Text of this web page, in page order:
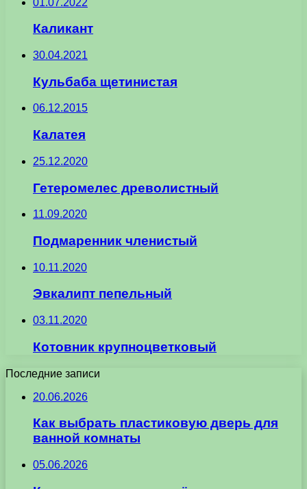
Каликант
30.04.2021
Кульбаба щетинистая
06.12.2015
Калатея
25.12.2020
Гетеромелес древолистный
11.09.2020
Подмаренник членистый
10.11.2020
Эвкалипт пепельный
03.11.2020
Котовник крупноцветковый
Последние записи
20.06.2026
Как выбрать пластиковую дверь для
ванной комнаты
05.06.2026